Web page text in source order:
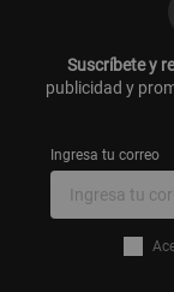
Suscríbete y
publicidad y
Ingresa tu correo